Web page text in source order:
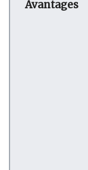
Avantages